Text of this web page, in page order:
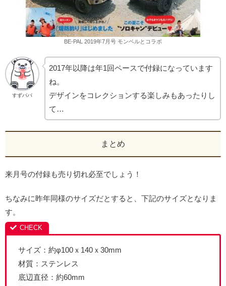
BE-PAL 2019年7月号 モンベルとコラボ
すずパパ
2017年以降は年1回ペースで付録になっています
ね。
デザインをコレクションする楽しみもあったりし
て…
まとめ
来月号の付録も売り切れ必至でしょう！
ちなみに昨年同様のサイズだとすると、下記のサイズとなりま
す。
サイズ：約φ100ｘ140ｘ30mm
材質：ステンレス
底辺直径：約60mm